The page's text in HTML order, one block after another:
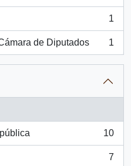
1
de Diputados 1
10
7